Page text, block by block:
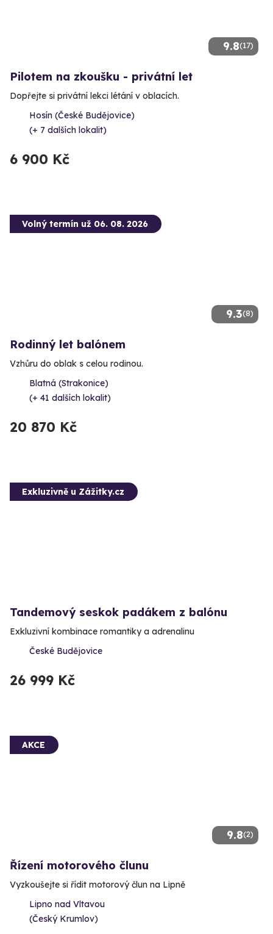
9.8(17)
Pilotem na zkoušku - privátní let
Dopřejte si privátní lekci létání v oblacích.
Hosín (České Budějovice)
(+ 7 dalších lokalit)
6 900 Kč
9.3(8)
Volný termín už 06. 08. 2026
Rodinný let balónem
Vzhůru do oblak s celou rodinou.
Blatná (Strakonice)
(+ 41 dalších lokalit)
20 870 Kč
Exkluzivně u Zážitky.cz
Tandemový seskok padákem z balónu
Exkluzivní kombinace romantiky a adrenalinu
České Budějovice
26 999 Kč
9.8(2)
AKCE
Řízení motorového člunu
Vyzkoušejte si řídit motorový člun na Lipně
Lipno nad Vltavou
(Český Krumlov)